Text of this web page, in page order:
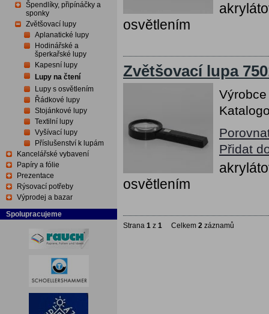
Špendlíky, připínáčky a
sponky
Zvětšovací lupy
Aplanatické lupy
Hodinářské a
šperkařské lupy
Kapesní lupy
Lupy na čtení
Lupy s osvětlením
Řádkové lupy
Stojánkové lupy
Textilní lupy
Vyšívací lupy
Příslušenství k lupám
Kancelářské vybavení
Papíry a fólie
Prezentace
Rýsovací potřeby
Výprodej a bazar
Spolupracujeme
osvětlením
Zvětšovací lupa
Přidat
osvětlením
Strana 1 z 1 Celkem 2 záznamů